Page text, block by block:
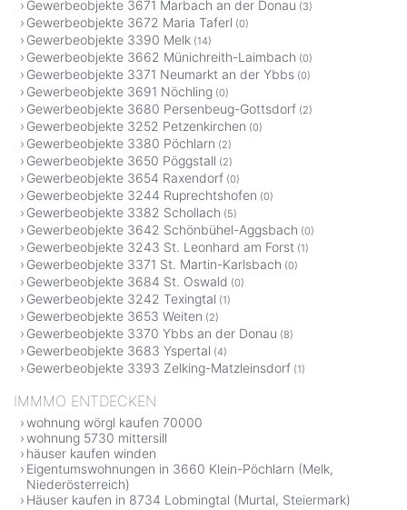
Gewerbeobjekte 3671 Marbach an der Donau (3)
Gewerbeobjekte 3672 Maria Taferl (0)
Gewerbeobjekte 3390 Melk (14)
Gewerbeobjekte 3662 Münichreith-Laimbach (0)
Gewerbeobjekte 3371 Neumarkt an der Ybbs (0)
Gewerbeobjekte 3691 Nöchling (0)
Gewerbeobjekte 3680 Persenbeug-Gottsdorf (2)
Gewerbeobjekte 3252 Petzenkirchen (0)
Gewerbeobjekte 3380 Pöchlarn (2)
Gewerbeobjekte 3650 Pöggstall (2)
Gewerbeobjekte 3654 Raxendorf (0)
Gewerbeobjekte 3244 Ruprechtshofen (0)
Gewerbeobjekte 3382 Schollach (5)
Gewerbeobjekte 3642 Schönbühel-Aggsbach (0)
Gewerbeobjekte 3243 St. Leonhard am Forst (1)
Gewerbeobjekte 3371 St. Martin-Karlsbach (0)
Gewerbeobjekte 3684 St. Oswald (0)
Gewerbeobjekte 3242 Texingtal (1)
Gewerbeobjekte 3653 Weiten (2)
Gewerbeobjekte 3370 Ybbs an der Donau (8)
Gewerbeobjekte 3683 Yspertal (4)
Gewerbeobjekte 3393 Zelking-Matzleinsdorf (1)
IMMMO ENTDECKEN
wohnung wörgl kaufen 70000
wohnung 5730 mittersill
häuser kaufen winden
Eigentumswohnungen in 3660 Klein-Pöchlarn (Melk,
Niederösterreich)
Häuser kaufen in 8734 Lobmingtal (Murtal, Steiermark)